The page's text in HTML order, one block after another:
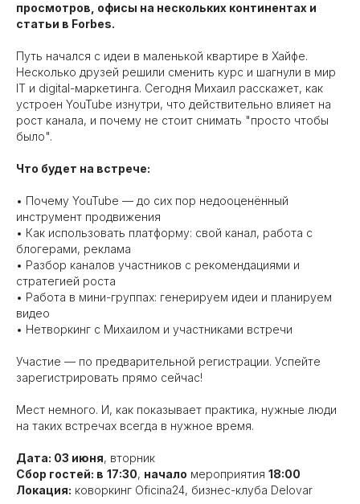
просмотров, офисы на нескольких континентах и
статьи в Forbes.
Путь начался с идеи в маленькой квартире в Хайфе.
Несколько друзей решили сменить курс и шагнули в мир
IT и digital-маркетинга. Сегодня Михаил расскажет, как
устроен YouTube изнутри, что действительно влияет на
рост канала, и почему не стоит снимать "просто чтобы
было".
Что будет на встрече:
• Почему YouTube — до сих пор недооценённый
инструмент продвижения
• Как использовать платформу: свой канал, работа с
блогерами, реклама
• Разбор каналов участников с рекомендациями и
стратегией роста
• Работа в мини-группах: генерируем идеи и планируем
видео
• Нетворкинг с Михаилом и участниками встречи
Участие — по предварительной регистрации. Успейте
зарегистрировать прямо сейчас!
Мест немного. И, как показывает практика, нужные люди
на таких встречах всегда в нужное время.
Дата: 03 июня, вторник
Сбор гостей: в 17:30, начало мероприятия 18:00
Локация: коворкинг Oficina24, бизнес-клуба Delovar